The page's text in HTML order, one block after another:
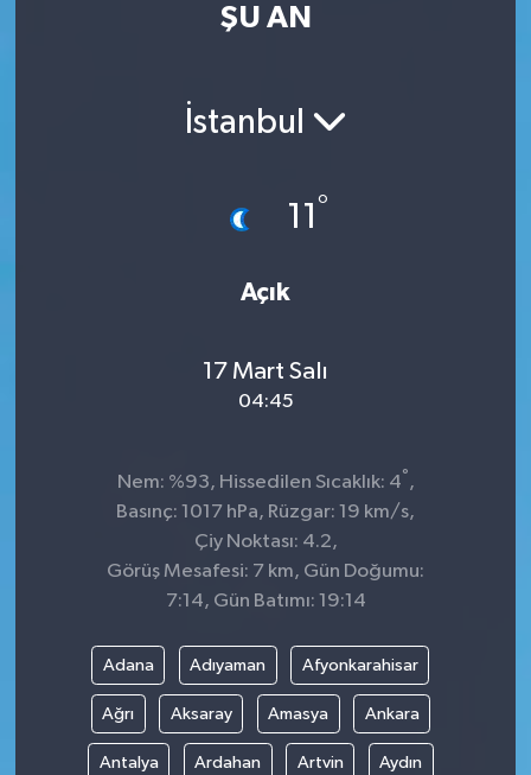
ŞU AN
İstanbul
11 °
Açık
17 Mart Salı
04:45
Nem: %93, Hissedilen Sıcaklık: 4° ,
Basınç: 1017 hPa, Rüzgar: 19 km/s,
Çiy Noktası: 4.2,
Görüş Mesafesi: 7 km, Gün Doğumu:
7:14, Gün Batımı: 19:14
Adana Adıyaman Afyonkarahisar
Ağrı Aksaray Amasya Ankara
Antalya Ardahan Artvin Aydın